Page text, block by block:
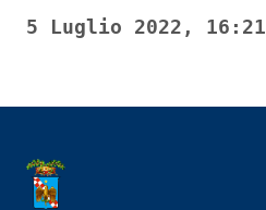
5 Luglio 2022, 16:21